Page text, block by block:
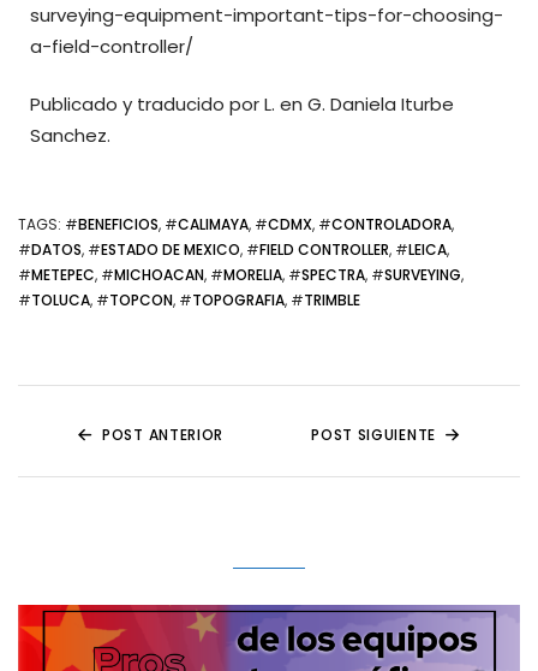
surveying-equipment-important-tips-for-choosing-
a-field-controller/
Publicado y traducido por L. en G. Daniela Iturbe
Sanchez.
TAGS: #BENEFICIOS, #CALIMAYA, #CDMX, #CONTROLADORA,
#DATOS, #ESTADO DE MEXICO, #FIELD CONTROLLER, #LEICA,
#METEPEC, #MICHOACAN, #MORELIA, #SPECTRA, #SURVEYING,
#TOLUCA, #TOPCON, #TOPOGRAFIA, #TRIMBLE
POST ANTERIOR POST SIGUIENTE